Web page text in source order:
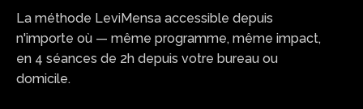
La méthode LeviMensa accessible depuis
n'importe où — même programme, même impact,
en 4 séances de 2h depuis votre bureau ou
domicile.